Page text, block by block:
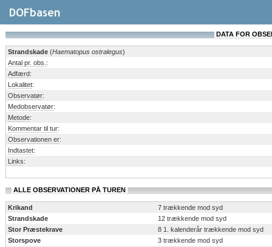
DATA FOR
Strandskade (Haematopus ostralegus)
Antal pr. obs. :
Adfærd:
Lokalitet:
Observatør:
Medobservatør:
Metode:
Kommentar til tur:
Observationen er:
Indtastet:
Links:
ALLE OBSERVATIONER PÅ TUREN
Krikand
7 trækkende mod syd
Strandskade
12 trækkende mod syd
Stor Præstekrave
8 1. kalenderår trækkende mod syd
Storspove
3 trækkende mod syd